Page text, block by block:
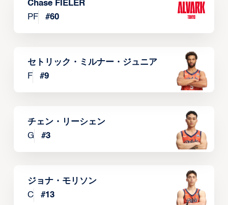
Chase FIELER
PF
#60
セトリック・ミルナー・ジュニア
F
#9
チェン・リーシェン
G
#3
ジョナ・モリソン
C
#13